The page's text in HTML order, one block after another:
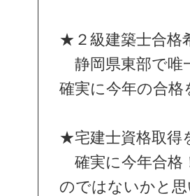
★２級建築士合格
静岡県東部で唯
確実に今年の合格
★宅建士資格取得
確実に今年合格
のではないかと思